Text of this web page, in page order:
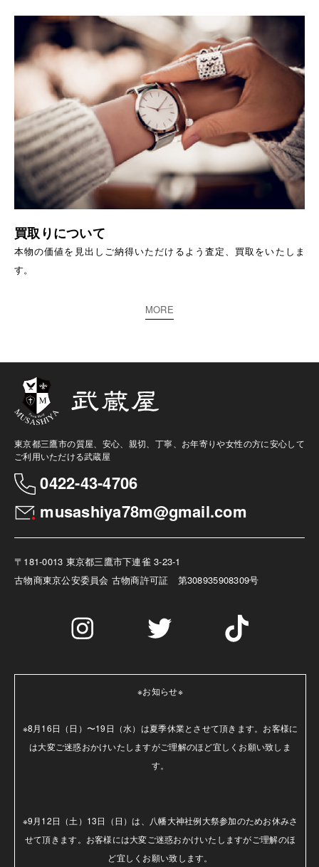
買取りについて
本物の価値を見出しご納得いただけるよう査定、買取をいたしま
す。
MORE
東京都三鷹市の質屋、安心、親切、丁寧、お年寄りや女性の方に安心して
ご利用いただける武蔵屋
0422-43-4706
musashiya78m@gmail.com
〒181-0013 東京都三鷹市下連雀 3-23-1
古物商東京公安委員会 古物商許可証 第308935908309号
※お知らせ※
※8月16日（日）〜19日（水）は夏季休業とさせて頂きます。お客様に
は大変ご迷惑おかけいたしますがご理解のほど宜しくお願い致しま
す。
※9月12日（土）13日（日）は、八幡大神社例大祭参加のためお休みさ
せて頂きます。お客様には大変ご迷惑おかけいたしますがご理解のほ
ど宜しくお願い致します。